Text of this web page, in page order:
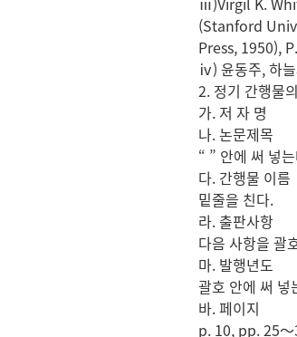
(Stanford
Press, 1950),
ⅳ) 윤동주, 하
2. 정기 간행물
가. 저 자 명
나. 논문제목
“ ” 안에 써 넣
다. 간행물 이름
밑줄을 친다.
라. 출판사항
다음 사항을 괄
마. 발행년도
괄호 안에 써 넣
바. 페이지
p. 10, pp. 25～